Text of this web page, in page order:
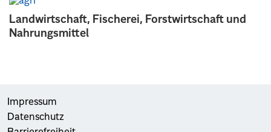
Landwirtschaft, Fischerei, Forstwirtschaft und
Nahrungsmittel
Impressum
Datenschutz